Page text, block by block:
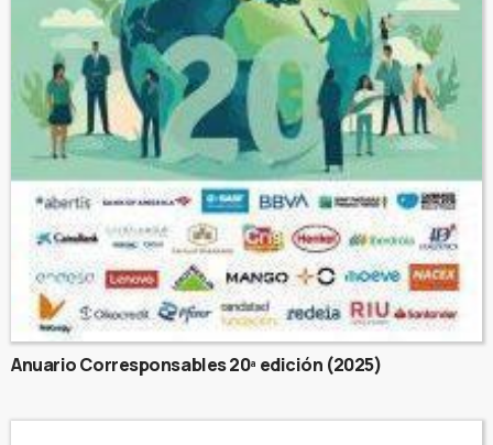
Anuario Corresponsables 20ª edición (2025)